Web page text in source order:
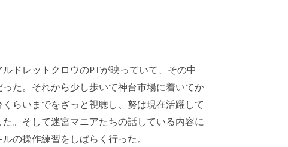
ドレットクロウのPTが映っていて、その中
た。それから少し歩いて神台市場に着いてか
らいまでをざっと視聴し、努は現在活躍して
。そして迷宮マニアたちの話している内容に
の操作練習をしばらく行った。